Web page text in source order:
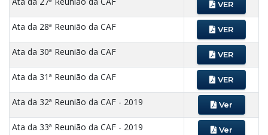
VER
Ata da 28ª Reunião da CAF VER
Ata da 30ª Reunião da CAF VER
Ata da 31ª Reunião da CAF VER
Ata da 32ª Reunião da CAF - 2019 Ver
Ata da 33ª Reunião da CAF - 2019 Ver